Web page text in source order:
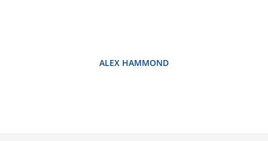
ALEX HAMMOND